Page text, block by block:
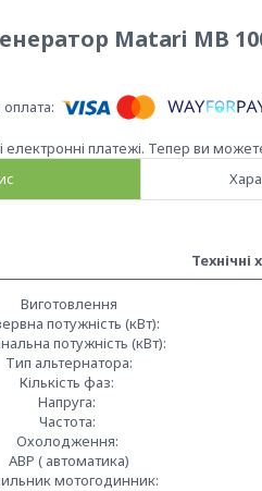
Matari MB
електронні платежі. Тепер ви
Виготовлення
потужність (кВт):
потужність (кВт):
Тип альтернатора:
Кількість фаз:
Напруга:
Частота:
Охолодження:
АВР ( автоматика)
мотогодинник: